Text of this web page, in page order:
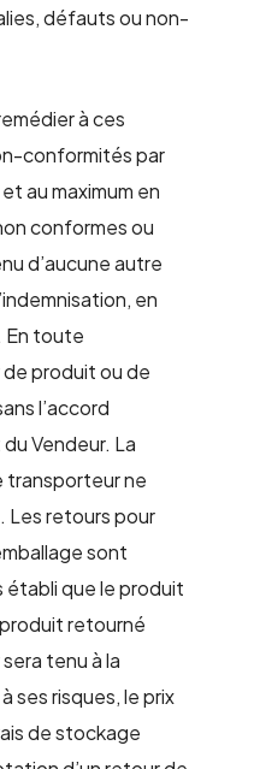
défauts ou non-
à ces
conformités par
au maximum en
conformes ou
d’aucune autre
en
En toute
produit ou de
l’accord
Vendeur. La
transporteur ne
Les retours pour
sont
établi que le produit
retourné
tenu à la
ses risques, le prix
de stockage